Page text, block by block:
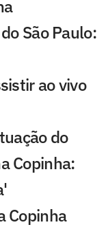
São Paulo:
ao vivo
do
Copinha:
Copinha